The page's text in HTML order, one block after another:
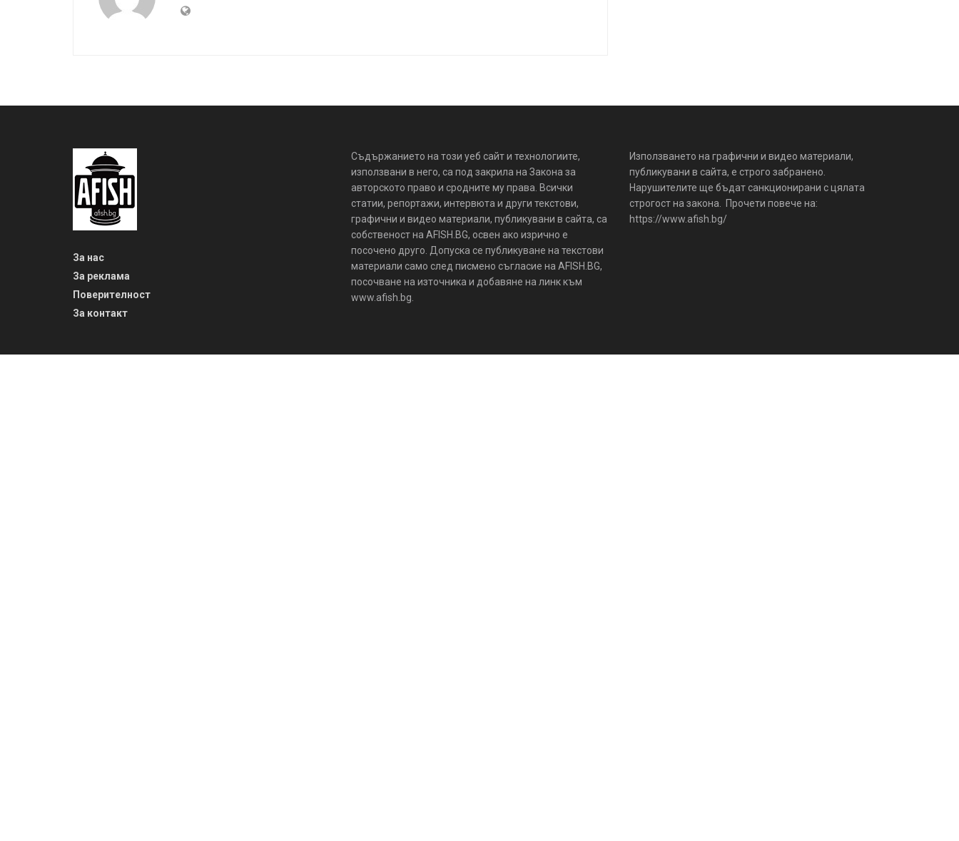
За нас
За реклама
Поверителност
За контакт
Съдържанието на този уеб сайт и технологиите,
използвани в него, са под закрила на Закона за
авторското право и сродните му права. Всички
статии, репортажи, интервюта и други текстови,
графични и видео материали, публикувани в сайта, са
собственост на AFISH.BG, освен ако изрично е
посочено друго. Допуска се публикуване на текстови
материали само след писмено съгласие на AFISH.BG,
посочване на източника и добавяне на линк към
www.afish.bg.
Използването на графични и видео материали,
публикувани в сайта, е строго забранено.
Нарушителите ще бъдат санкционирани с цялата
строгост на закона. Прочети повече на:
https://www.afish.bg/